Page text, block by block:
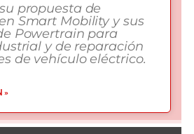
propuesta de
Smart Mobility y sus
Powertrain para
y de reparación
de vehículo eléctrico.
»